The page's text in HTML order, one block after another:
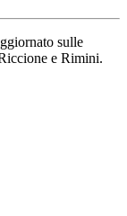
sulle
e Rimini.